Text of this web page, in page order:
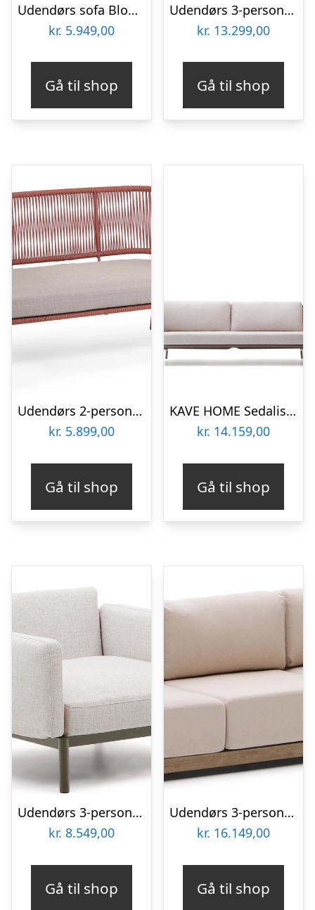
Udendørs sofa Bloomingville Mundo frostbestandig stål/polyester L175xB74xH72 cm sort
kr. 5.949,00
Gå til shop
Udendørs 3-personers sofa Kave Home Sedalis aluminium loungesofa B210 mørk blå
kr. 13.299,00
Gå til shop
Udendørs 2-personers sofa Kave Home Nadin nordisk moderne lounge sofa lyserød galvaniseret stål håndvævede remme
kr. 5.899,00
Gå til shop
KAVE HOME Sedalis udendørs 3 pers. sofa, m. hynder – taupe tovsnor og aluminium (210cm)
kr. 14.159,00
Gå til shop
Udendørs 3-personers sofa Kave Home Sorells beige aluminium loungesofa 73x113x115 cm
kr. 8.549,00
Gå til shop
Udendørs 3-personers sofa Kave Home Ambra i FSC akacietræ beige H77 B85 D249 cm
kr. 16.149,00
Gå til shop